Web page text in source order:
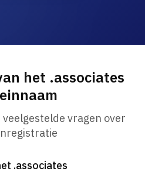
het .associates
vragen over
.associates